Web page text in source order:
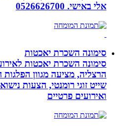
אלי באישי. 0526626700
סימונה השכרת יאכטות
סימונה השכרת יאכטות
הרצליה, מציעה מגוון הפלגות
שייט זוגי רומנטי, הצעות
ואירועים פרטיים